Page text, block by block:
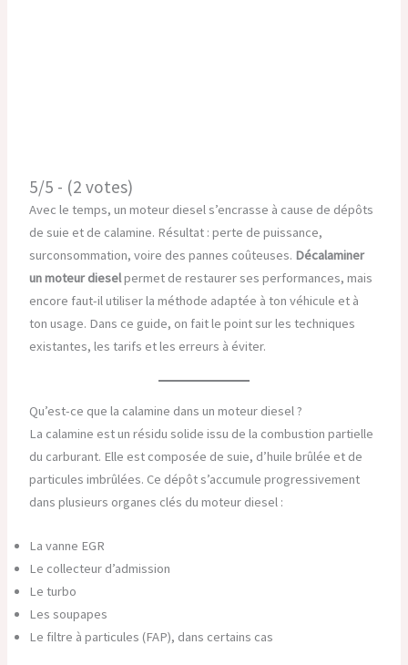
5/5 - (2 votes)
Avec le temps, un moteur diesel s’encrasse à cause de dépôts
de suie et de calamine. Résultat : perte de puissance,
surconsommation, voire des pannes coûteuses. Décalaminer
un moteur dieselpermet de restaurer ses performances, mais
encore faut-il utiliser la méthode adaptée à ton véhicule et à
ton usage. Dans ce guide, on fait le point sur les techniques
existantes, les tarifs et les erreurs à éviter.
Qu’est-ce que la calamine dans un moteur diesel ?
La calamine est un résidu solide issu de la combustion partielle
du carburant. Elle est composée de suie, d’huile brûlée et de
particules imbrûlées. Ce dépôt s’accumule progressivement
dans plusieurs organes clés du moteur diesel :
La vanne EGR
Le collecteur d’admission
Le turbo
Les soupapes
Le filtre à particules (FAP), dans certains cas